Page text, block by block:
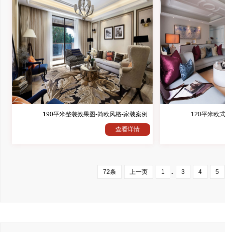
190平米整装效果图-简欧风格-家装案例
查看详情
120平米欧
72条 上一页 1 .. 3 4 5